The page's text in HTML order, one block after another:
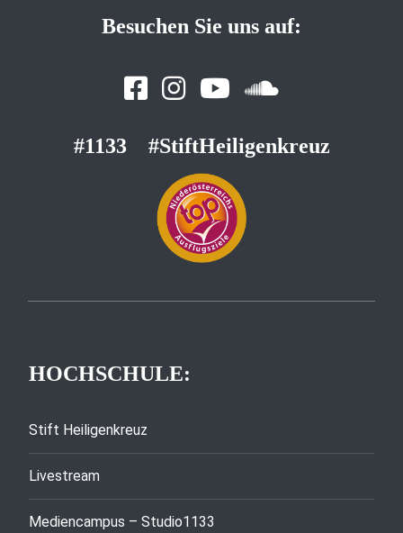
Besuchen Sie uns auf:
#1133 #StiftHeiligenkreuz
HOCHSCHULE:
Stift Heiligenkreuz
Livestream
Mediencampus – Studio1133